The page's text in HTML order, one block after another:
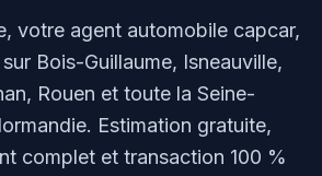
, votre agent automobile capcar,
sur Bois-Guillaume, Isneauville,
Rouen et toute la Seine-
. Estimation gratuite,
complet et transaction 100 %